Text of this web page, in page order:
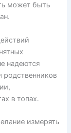
может быть
надеются
родственников
в топах.
измерять